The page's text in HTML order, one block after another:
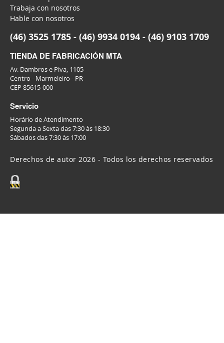
Trabaja con nosotros
Hable con nosotros
(46) 3525 1785 - (46) 9934 0194 - (46) 9103 1709
TIENDA DE FABRICACIÓN MTA
Av. Dambros e Piva, 1105
Centro - Marmeleiro - PR
CEP 85615-000
Servicio
Horário de Atendimento
Segunda a Sexta das 7:30 às 18:30
Sábados das 7:30 às 17:00
Derechos de autor 2026 - Todos los derechos reservados